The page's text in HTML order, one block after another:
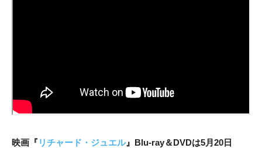
映画『 リチャード・ジュエル』Blu-ray＆DVDは5月20日